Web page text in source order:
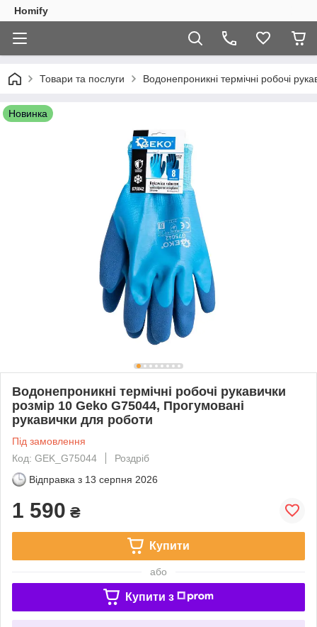
Homify
Товари та послуги Водонепроникні термічні робочі
Новинка
Водонепроникні термічні робочі рукавички
розмір 10 Geko G75044, Прогумовані
рукавички для роботи
Під замовлення
Код: GEK_G75044
Роздріб
Відправка з 13 серпня 2026
1 590 ₴
Купити
або
Купити з